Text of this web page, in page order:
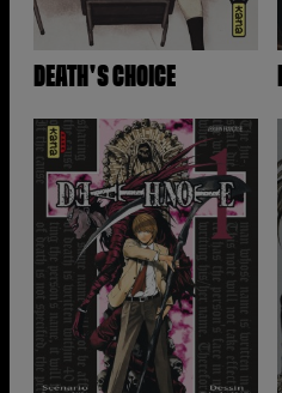
DEATH'S CHOICE